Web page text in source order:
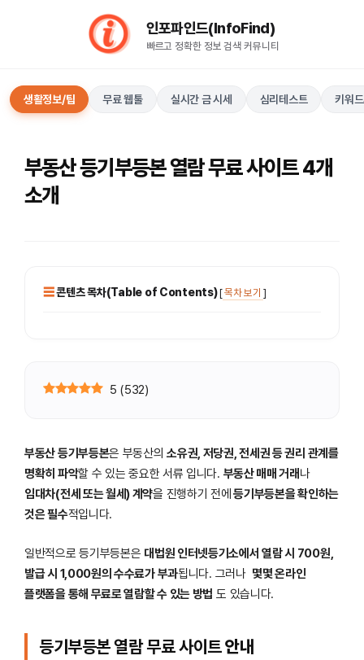
인포파인드(InfoFind)​​​​
빠르고 정확한 정보 검색 커뮤니티
생활정보/팁 무료 웹툴 실시간 금 시세 심리테스트 키워
부동산 등기부등본 열람 무료 사이트 4개
소개
콘텐츠 목차(Table of Contents)[목차 보기 ]
5 (532)
부동산 등기부등본은 부동산의소유권, 저당권, 전세권 등 권리 관계를
명확히 파악할 수 있는 중요한 서류 입니다. 부동산 매매 거래나
임대차(전세 또는 월세) 계약을 진행하기 전에 등기부등본을 확인하는
것은 필수적입니다.
일반적으로 등기부등본은 대법원 인터넷등기소에서 열람 시 700원,
발급 시 1,000원의 수수료가 부과됩니다. 그러나 몇몇 온라인
플랫폼을 통해 무료로 열람할 수 있는 방법 도 있습니다.
등기부등본 열람 무료 사이트안내